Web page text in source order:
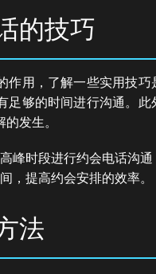
的技巧
作用，了解一些实用技
足够的时间进行沟通。
发生。
峰时段进行约会电话沟
，提高约会安排的效率。
法